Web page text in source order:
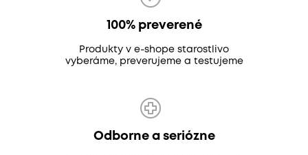
100% preverené
Produkty v e-shope starostlivo
vyberáme, preverujeme a testujeme
Odborne a seriózne